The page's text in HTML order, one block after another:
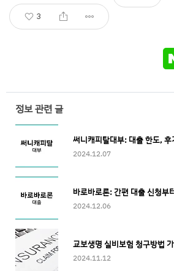
3
정보 관련 글
써니캐피탈대부: 대출 한도,
2024.12.07
2024.12.06
2024.11.12